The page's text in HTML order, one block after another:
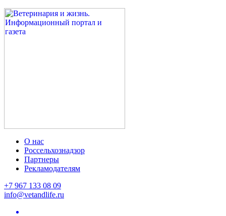
О нас
Россельхознадзор
Партнеры
Рекламодателям
+7 967 133 08 09
info@vetandlife.ru